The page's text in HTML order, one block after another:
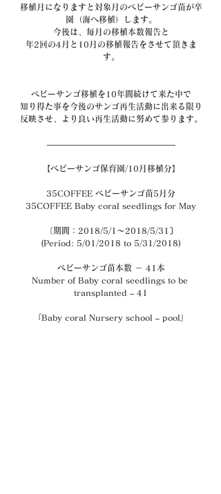
移植月になりますと対象月のベビーサンゴ苗が卒
園（海へ移植）します。
今後は、毎月の移植本数報告と
年2回の4月と10月の移植報告をさせて頂きま
す。
ベビーサンゴ移植を10年間続けて来た中で
知り得た事を今後のサンゴ再生活動に出来る限り
反映させ、より良い再生活動に努めて参ります。
———————————————–
【ベビーサンゴ保育園/10月移植分】
35COFFEE ベビーサンゴ苗5月分
35COFFEE Baby coral seedlings for May
〔期間：2018/5/1～2018/5/31〕
(Period: 5/01/2018 to 5/31/2018)
ベビーサンゴ苗本数 － 41本
Number of Baby coral seedlings to be
transplanted – 41
『Baby coral Nursery school – pool』